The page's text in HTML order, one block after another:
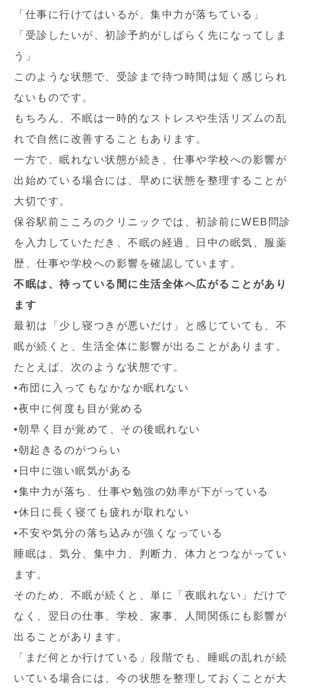
「仕事に行けてはいるが、集中力が落ちている」
「受診したいが、初診予約がしばらく先になってしま
う」
このような状態で、受診まで待つ時間は短く感じられ
ないものです。
もちろん、不眠は一時的なストレスや生活リズムの乱
れで自然に改善することもあります。
一方で、眠れない状態が続き、仕事や学校への影響が
出始めている場合には、早めに状態を整理することが
大切です。
保谷駅前こころのクリニックでは、初診前にWEB問診
を入力していただき、不眠の経過、日中の眠気、服薬
歴、仕事や学校への影響を確認しています。
不眠は、待っている間に生活全体へ広がることがあり
ます
最初は「少し寝つきが悪いだけ」と感じていても、不
眠が続くと、生活全体に影響が出ることがあります。
たとえば、次のような状態です。
•布団に入ってもなかなか眠れない
•夜中に何度も目が覚める
•朝早く目が覚めて、その後眠れない
•朝起きるのがつらい
•日中に強い眠気がある
•集中力が落ち、仕事や勉強の効率が下がっている
•休日に長く寝ても疲れが取れない
•不安や気分の落ち込みが強くなっている
睡眠は、気分、集中力、判断力、体力とつながってい
ます。
そのため、不眠が続くと、単に「夜眠れない」だけで
なく、翌日の仕事、学校、家事、人間関係にも影響が
出ることがあります。
「まだ何とか行けている」段階でも、睡眠の乱れが続
いている場合には、今の状態を整理しておくことが大